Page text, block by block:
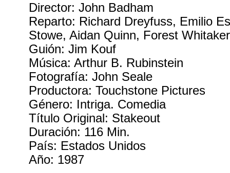
Director: John Badham
Reparto: Richard Dreyfuss, Emilio
Stowe, Aidan Quinn, Forest
Guión: Jim Kouf
Música: Arthur B. Rubinstein
Fotografía: John Seale
Productora: Touchstone Pictures
Género: Intriga. Comedia
Título Original: Stakeout
Duración: 116 Min.
País: Estados Unidos
Año: 1987